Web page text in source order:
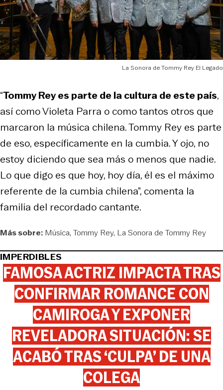
La Sonora de Tommy Rey El Legado
“Tommy Rey es parte de la cultura de este país,
así como Violeta Parra o como tantos otros que
marcaron la música chilena. Tommy Rey es parte
de eso, específicamente en la cumbia. Y ojo, no
estoy diciendo que sea más o menos que nadie.
Lo que digo es que hoy, hoy día, él es el máximo
referente de la cumbia chilena”, comenta la
familia del recordado cantante.
Más sobre: Música Tommy Rey La Sonora de Tommy Rey
IMPERDIBLES
FAMOSA ACTRIZ IMPACTA TRAS
CONFIRMAR ROMANCE CON
CAMIROGA Y EXPONER
REVELADORA SITUACIÓN: SE
ACABÓ TRAS ‘CULPA’ DE UNA
COLEGA